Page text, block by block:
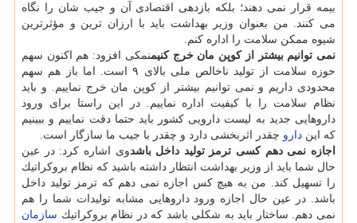
بیمه قرار نمی دهند؛ بلكه بازدهی اقتصادی آن و جیب شان را نگاه
می كنند. من بعنوان وزیر بهداشت باید با ارزان ترین و مؤثرترین
شیوه ممكن سلامت را اداره كنم.
نمی توانیم بیشتر از كوپن مان خرج كنیمنمكی افزود: هم اكنون سهم
حوزه سلامت از تولید ناخالص ملی بالای ۹ است. اما باز هم سهم
محدودی داریم و نمی توانیم بیشتر از كوپن مان خرج نماییم. و باید
نظام سلامت را با كیفیت اداره نماییم. در این راستا برای ورود
داروهایی جدید به لیست دارویی كشور باید حتما دقت نماییم و ببینیم
كه این دارو چقدر اثربخشی دارد و چقدر با جیب ما سازگار است.
اجازه نمی دهم كسی ترمز تولید داخل باشدوی اشاره كرد: در عین
حال شما باید از وزیر بهداشت انتظار داشته باشید كه نظام بروكراتیك
را تسهیل كند. من به هیچ كس اجازه نمی دهم كه ترمز تولید داخل
باشد. در عین حال اجازه ورود داروهایی مشابه تولیدات شما را هم
نمی دهم. ساختار باید به شكلی باشد كه در نظام بروكراتیك سازمان